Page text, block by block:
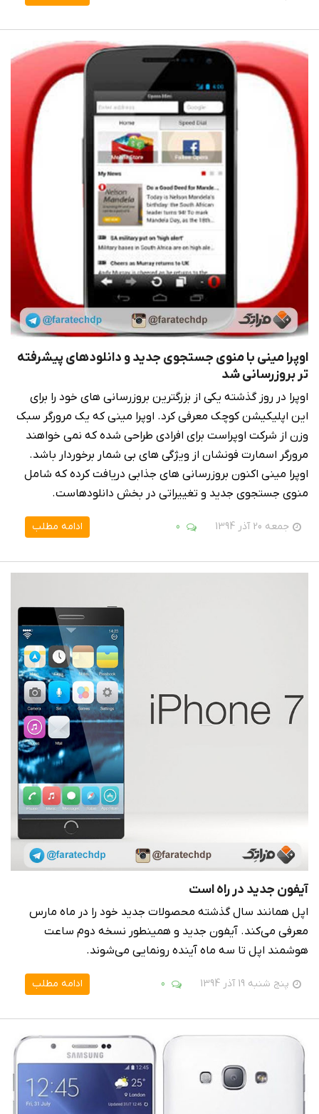
اوپرا مینی با منوی جستجوی جدید و دانلودهای پیشرفته
تر بروزرسانی شد
اوپرا در روز گذشته یکی از بزرگترین بروزرسانی های خود را برای
این اپلیکیشن کوچک معرفی کرد. اوپرا مینی که یک مرورگر سبک
وزن از شرکت اوپراست برای افرادی طراحی شده که نمی خواهند
مرورگر اسمارت فونشان از ویژگی های بی شمار برخوردار باشد.
اوپرا مینی اکنون بروزرسانی های جذابی دریافت کرده که شامل
منوی جستجوی جدید و تغییراتی در بخش دانلودهاست.
جمعه 20 آذر 1394 0 ادامه مطلب
آیفون جدید در راه است
اپل همانند سال گذشته محصولات جدید خود را در ماه مارس
معرفی می‌کند. آیفون جدید و همینطور نسخه دوم ساعت
هوشمند اپل تا سه ماه آینده رونمایی می‌شوند.
پنج شنبه 19 آذر 1394 0 ادامه مطلب